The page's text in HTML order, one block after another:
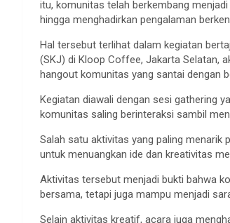
itu, komunitas telah berkembang
hingga menghadirkan pengalaman
Hal tersebut terlihat dalam kegiatan
(SKJ) di Kloop Coffee, Jakarta Selatan,
hangout komunitas yang santai dengan
Kegiatan diawali dengan sesi gathering
komunitas saling berinteraksi sambil
Salah satu aktivitas yang paling menarik
untuk menuangkan ide dan kreativitas
Aktivitas tersebut menjadi bukti bahwa
bersama, tetapi juga mampu menjadi
Selain aktivitas kreatif, acara juga